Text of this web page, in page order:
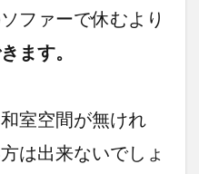
ファーで休むより
ます。
室空間が無けれ
は出来ないでしょ